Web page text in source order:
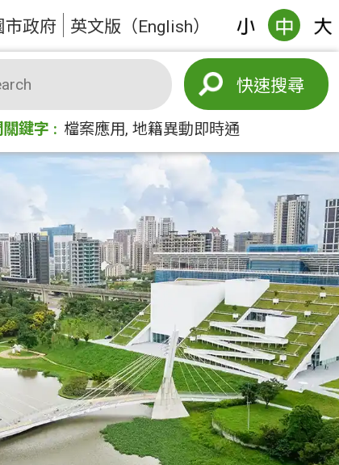
市政府 英文版（English）
搜尋
鍵字 檔案應用 地籍異動即時通